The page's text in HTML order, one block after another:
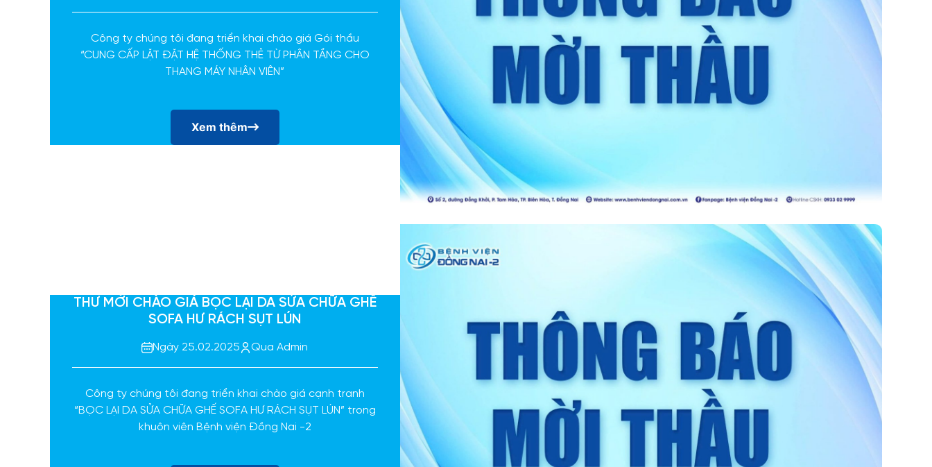
Công ty chúng tôi đang triển khai chào giá Gói thầu
“CUNG CẤP LẶT ĐẶT HỆ THỐNG THẺ TỪ PHÂN TẦNG CHO
THANG MÁY NHÂN VIÊN”
Xem thêm
THƯ MỜI CHÀO GIÁ BỌC LẠI DA SỬA CHỮA GHẾ
SOFA HƯ RÁCH SỤT LÚN
Ngày 25.02.2025 Qua Admin
Công ty chúng tôi đang triển khai chào giá cạnh tranh
“BỌC LẠI DA SỬA CHỮA GHẾ SOFA HƯ RÁCH SỤT LÚN” trong
khuôn viên Bệnh viện Đồng Nai -2